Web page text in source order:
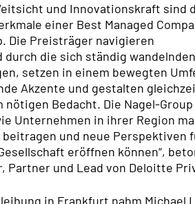
und Innovationskraft sind
einer Best Managed
Die Preisträger navigieren
durch die sich ständig wandelnden
setzen in einem bewegten
Akzente und gestalten
Bedacht. Die Nagel-Group
Unternehmen in ihrer Region
und neue Perspektiven
eröffnen können“,
Partner und Lead von Deloitte
in Frankfurt nahm